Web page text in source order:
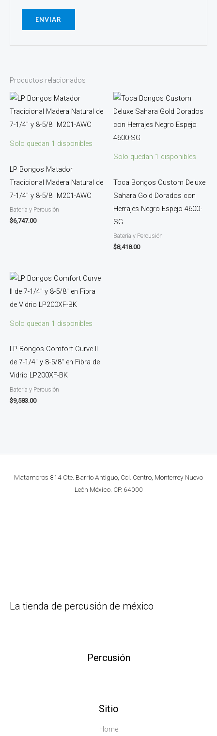
Productos relacionados
Solo quedan 1 disponibles
LP Bongos Matador
Tradicional Madera Natural de
7-1/4″ y 8-5/8″ M201-AWC
Batería y Percusión
$6,747.00
Solo quedan 1 disponibles
Toca Bongos Custom Deluxe
Sahara Gold Dorados con
Herrajes Negro Espejo 4600-
SG
Batería y Percusión
$8,418.00
Solo quedan 1 disponibles
LP Bongos Comfort Curve II
de 7-1/4″ y 8-5/8″ en Fibra de
Vidrio LP200XF-BK
Batería y Percusión
$9,583.00
Matamoros 814 Ote. Barrio Antiguo, Col. Centro, Monterrey Nuevo
León México. CP. 64000
La tienda de percusión de méxico
Percusión
Sitio
Home